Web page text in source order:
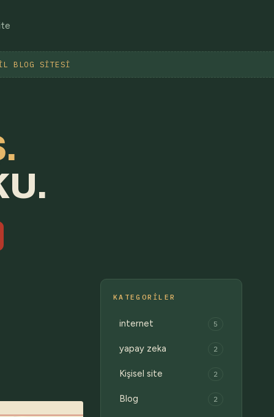
BLOG SITESI
KATEGORILER
internet 5
yapay zeka 2
Kişisel site 2
Blog 2